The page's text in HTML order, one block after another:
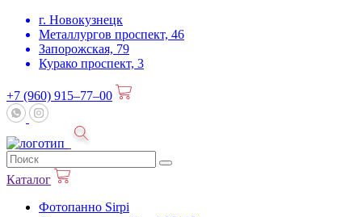
г. Новокузнецк
Металлургов проспект, 46
Запорожская, 79
Курако проспект, 3
+7 (960) 915–77–00
Каталог
Фотопанно Sirpi